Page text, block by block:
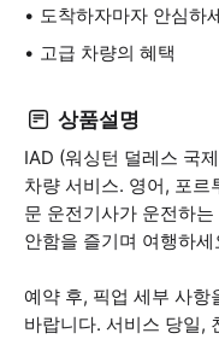
도착하자마자 안심하
고급 차량의 혜택
상품설명
IAD (워싱턴 덜레스 국
차량 서비스. 영어, 포
문 운전기사가 운전하
안함을 즐기며 여행하세
예약 후, 픽업 세부 사항
바랍니다. 서비스 당일,